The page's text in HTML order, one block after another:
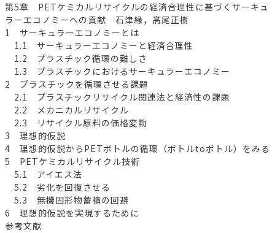
第5章 PETケミカルリサイクルの経済合理性に基づくサーキュ
ラーエコノミーへの貢献 石津縁，髙尾正樹
1 サーキュラーエコノミーとは
1.1 サーキュラーエコノミーと経済合理性
1.2 プラスチック循環の難しさ
1.3 プラスチックにおけるサーキュラーエコノミー
2 プラスチックを循環させる課題
2.1 プラスチックリサイクル関連法と経済性の課題
2.2 メカニカルリサイクル
2.3 リサイクル原料の価格変動
3 理想的仮説
4 理想的仮説からPETボトルの循環（ボトルtoボトル）をみる
5 PETケミカルリサイクル技術
5.1 アイエス法
5.2 劣化を回復させる
5.3 無機固形物蓄積の回避
6 理想的仮説を実現するために
参考文献